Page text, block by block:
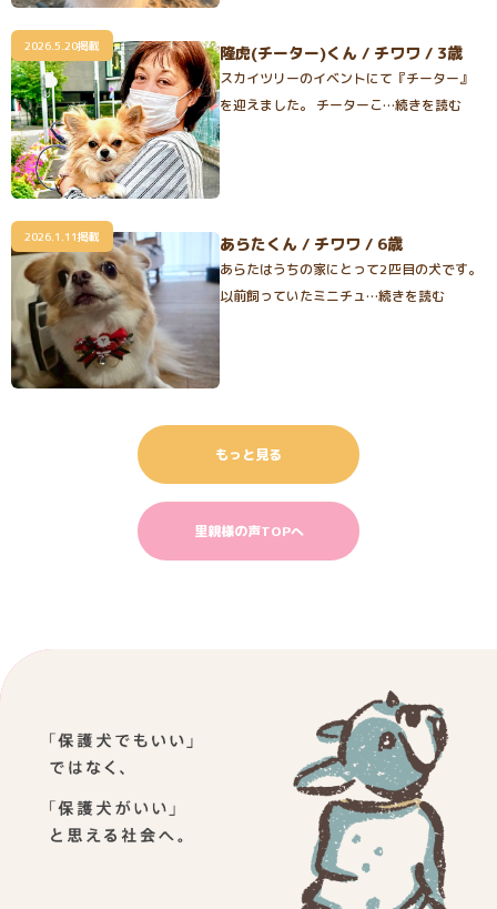
2026.5.20掲載 隆虎(チーター)くん / チワワ / 3歳
スカイツリーのイベントにて『チーター』
を迎えました。 チーターこ…続きを読む
2026.1.11掲載 あらたくん / チワワ / 6歳
あらたはうちの家にとって2匹目の犬です。
以前飼っていたミニチュ…続きを読む
もっと見る
里親様の声TOPへ